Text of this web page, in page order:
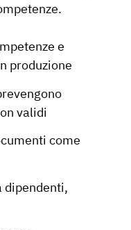
e
produzione
validi
come
dipendenti,